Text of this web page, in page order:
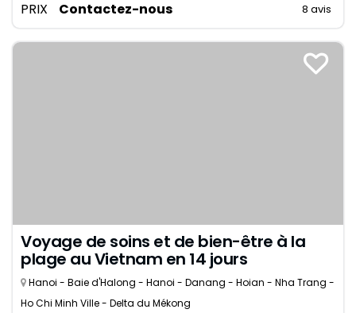
PRIX Contactez-nous 8 avis
Voyage de soins et de bien-être à la
plage au Vietnam en 14 jours
Hanoi - Baie d'Halong - Hanoi - Danang - Hoian - Nha Trang -
Ho Chi Minh Ville - Delta du Mékong